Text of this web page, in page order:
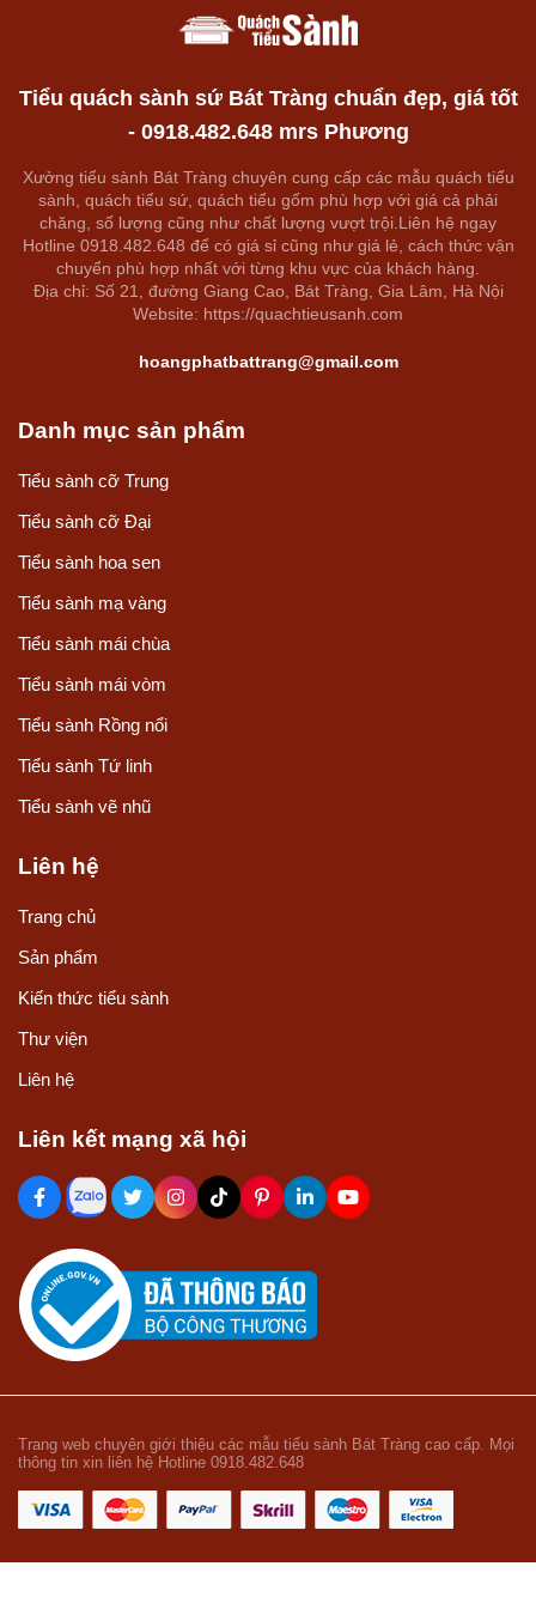
Tiểu quách sành sứ Bát Tràng chuẩn đẹp, giá tốt
- 0918.482.648 mrs Phương
Xưởng tiểu sành Bát Tràng chuyên cung cấp các mẫu quách tiểu
sành, quách tiểu sứ, quách tiểu gốm phù hợp với giá cả phải
chăng, số lượng cũng như chất lượng vượt trội.Liên hệ ngay
Hotline 0918.482.648 để có giá sỉ cũng như giá lẻ, cách thức vận
chuyển phù hợp nhất với từng khu vực của khách hàng.
Địa chỉ: Số 21, đường Giang Cao, Bát Tràng, Gia Lâm, Hà Nội
Website: https://quachtieusanh.com
hoangphatbattrang@gmail.com
Danh mục sản phẩm
Tiểu sành cỡ Trung
Tiểu sành cỡ Đại
Tiểu sành hoa sen
Tiểu sành mạ vàng
Tiểu sành mái chùa
Tiểu sành mái vòm
Tiểu sành Rồng nổi
Tiểu sành Tứ linh
Tiểu sành vẽ nhũ
Liên hệ
Trang chủ
Sản phẩm
Kiến thức tiểu sành
Thư viện
Liên hệ
Liên kết mạng xã hội
Trang web chuyên giới thiệu các mẫu tiểu sành Bát Tràng cao cấp. Mọi
thông tin xin liên hệ Hotline 0918.482.648